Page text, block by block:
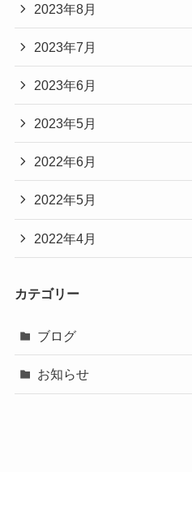
2023年8月
2023年7月
2023年6月
2023年5月
2022年6月
2022年5月
2022年4月
カテゴリー
ブログ
お知らせ